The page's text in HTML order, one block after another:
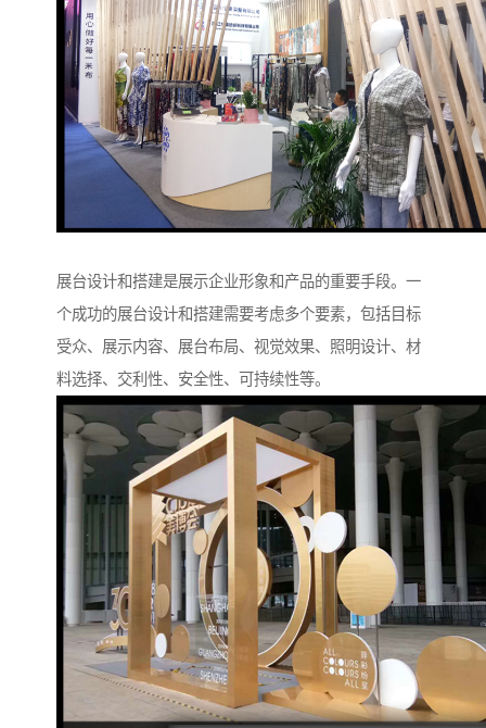
展台设计和搭建是展示企业形象和产品的重要手段。一
个成功的展台设计和搭建需要考虑多个要素，包括目标
受众、展示内容、展台布局、视觉效果、照明设计、材
料选择、交利性、安全性、可持续性等。